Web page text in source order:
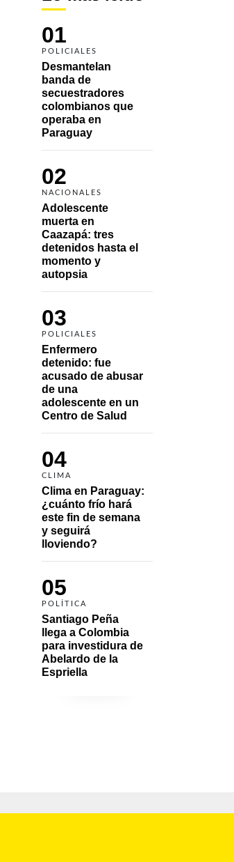
01
POLICIALES
Desmantelan
banda de
secuestradores
colombianos que
operaba en
Paraguay
02
NACIONALES
Adolescente
muerta en
Caazapá: tres
detenidos hasta el
momento y
autopsia
03
POLICIALES
Enfermero
detenido: fue
acusado de abusar
de una
adolescente en un
Centro de Salud
04
CLIMA
Clima en Paraguay:
¿cuánto frío hará
este fin de semana
y seguirá
lloviendo?
05
POLÍTICA
Santiago Peña
llega a Colombia
para investidura de
Abelardo de la
Espriella